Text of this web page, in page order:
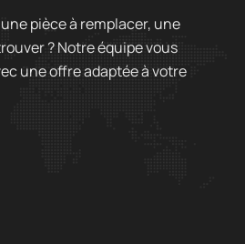
pièce à remplacer, une
? Notre équipe vous
une offre adaptée à votre